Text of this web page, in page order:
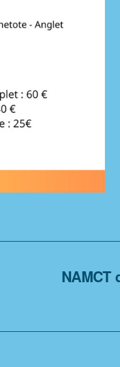
NAMCT